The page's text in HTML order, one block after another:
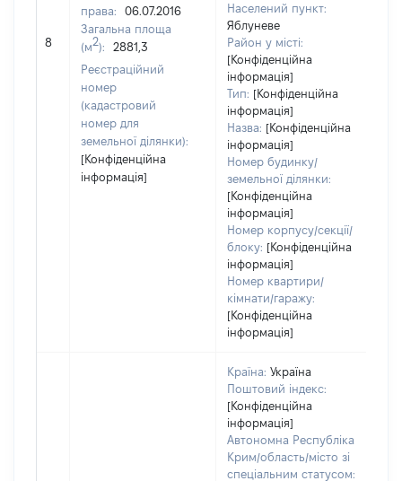
8
права:
06.07.2016
Загальна площа
(м2):
2881,3
Реєстраційний
номер
(кадастровий
номер для
земельної ділянки):
[Конфіденційна
інформація]
Населений пункт:
Яблуневе
Район у місті:
[Конфіденційна
інформація]
Тип: [Конфіденційна
інформація]
Назва: [Конфіденційна
інформація]
Номер будинку/
земельної ділянки:
[Конфіденційна
інформація]
Номер корпусу/секції/
блоку: [Конфіденційна
інформація]
Номер квартири/
кімнати/гаражу:
[Конфіденційна
інформація]
Країна: Україна
Поштовий індекс:
[Конфіденційна
інформація]
Автономна Республіка
Крим/область/місто зі
спеціальним статусом: